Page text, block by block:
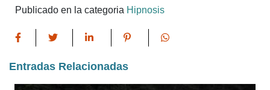
Publicado en la categoria Hipnosis
Entradas Relacionadas